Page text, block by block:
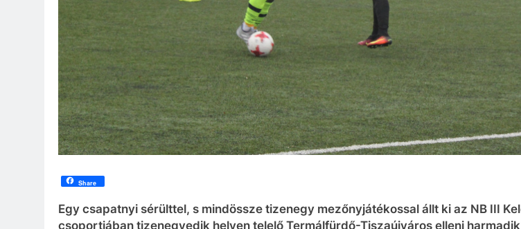
Share
Egy csapatnyi sérülttel, s mindössze tizenegy mezőnyjátékossal állt ki az NB III
csoportjában tizenegyedik helyen telelő Termálfürdő-Tiszaújváros elleni harmadik